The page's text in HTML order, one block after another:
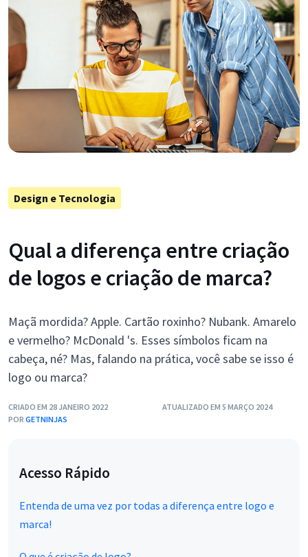
Design e Tecnologia
Qual a diferença entre criação
de logos e criação de marca?
Maçã mordida? Apple. Cartão roxinho? Nubank. Amarelo
e vermelho? McDonald 's. Esses símbolos ficam na
cabeça, né? Mas, falando na prática, você sabe se isso é
logo ou marca?
CRIADO EM 28 JANEIRO 2022
ATUALIZADO EM 5 MARÇO 2024
POR GETNINJAS
Acesso Rápido
Entenda de uma vez por todas a diferença entre logo e
marca!